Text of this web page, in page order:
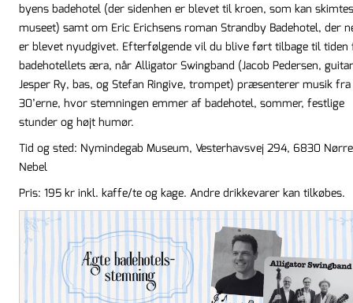
byens badehotel (der sidenhen er blevet til kroen, som kan
museet) samt om Eric Erichsens roman Strandby Badehotel, der
er blevet nyudgivet. Efterfølgende vil du blive ført tilbage til tiden
badehotellets æra, når Alligator Swingband (Jacob Pedersen,
Jesper Ry, bas, og Stefan Ringive, trompet) præsenterer musik fra
30’erne, hvor stemningen emmer af badehotel, sommer, festlige
stunder og højt humør.
Tid og sted: Nymindegab Museum, Vesterhavsvej 294, 6830 Nørre
Nebel
Pris: 195 kr inkl. kaffe/te og kage. Andre drikkevarer kan tilkøbes.